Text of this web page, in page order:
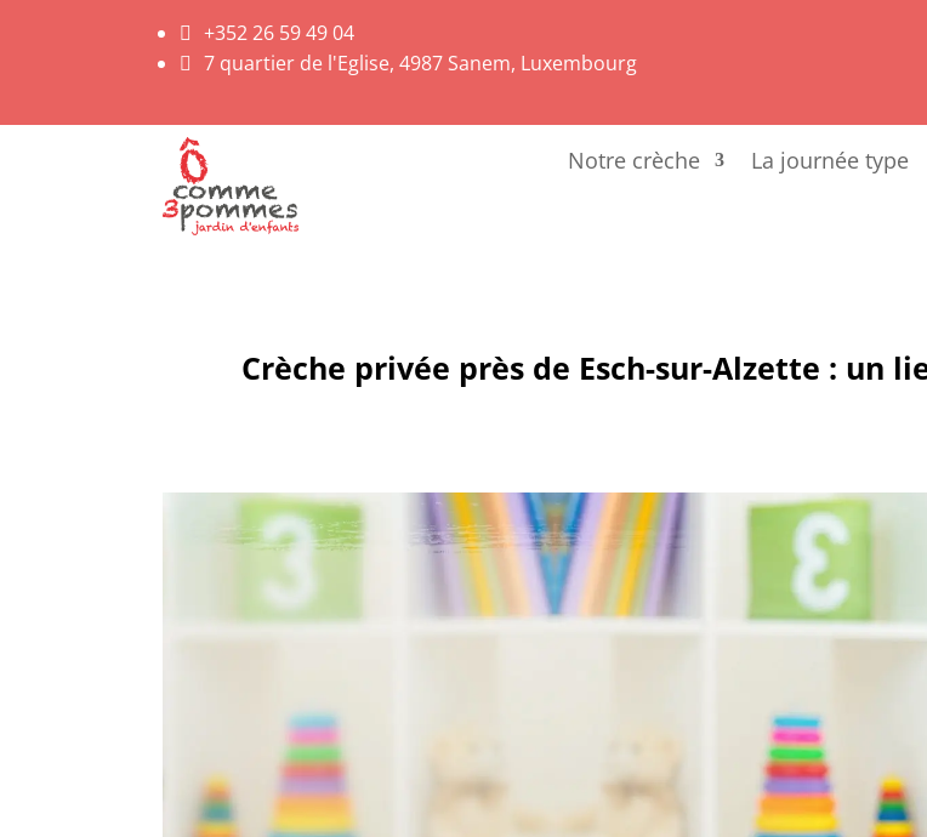
 +352 26 59 49 04
 7 quartier de l'Eglise, 4987 Sanem, Luxembourg
Notre crèche La journée type
Crèche privée près de Esch-sur-Alzette : un